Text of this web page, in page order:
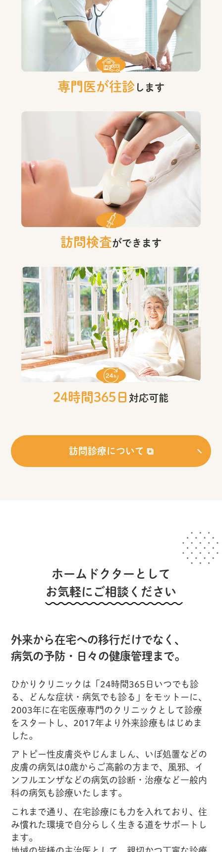
専門医が往診します
訪問検査ができます
24時間365日 対応可能
訪問診療について ⧉
ホームドクターとして
お気軽にご相談ください
外来から在宅への移行だけでなく、
病気の予防・日々の健康管理まで。
ひかりクリニックは「24時間365日いつでも診
る、どんな症状・病気でも診る」をモットーに、
2003年に在宅医療専門のクリニックとして診療
をスタートし、2017年より外来診療もはじめま
した。
アトピー性皮膚炎やじんましん、いぼ処置などの
皮膚の病気は0歳からご高齢の方まで、風邪、イ
ンフルエンザなどの病気の診断・治療など一般内
科の病気も診療いたします。
これまで通り、在宅診療にも力を入れており、住
み慣れた環境で自分らしく生きる道をサポートし
ます。